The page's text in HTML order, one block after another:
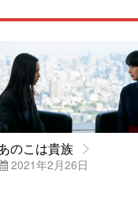
のこは貴族
2021年2月26日